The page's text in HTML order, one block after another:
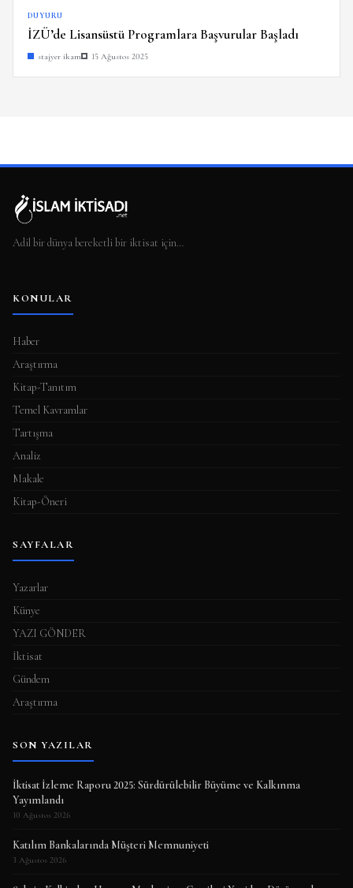
DUYURU
İZÜ’de Lisansüstü Programlara Başvurular Başladı
stajyer ikam 15 Ağustos 2025
Adil bir dünya bereketli bir iktisat için…
KONULAR
Haber
Araştırma
Kitap-Tanıtım
Temel Kavramlar
Tartışma
Analiz
Makale
Kitap-Öneri
SAYFALAR
Yazarlar
Künye
YAZI GÖNDER
İktisat
Gündem
Araştırma
SON YAZILAR
İktisat İzleme Raporu 2025: Sürdürülebilir Büyüme ve Kalkınma
Yayımlandı
10 Ağustos 2026
Katılım Bankalarında Müşteri Memnuniyeti
3 Ağustos 2026